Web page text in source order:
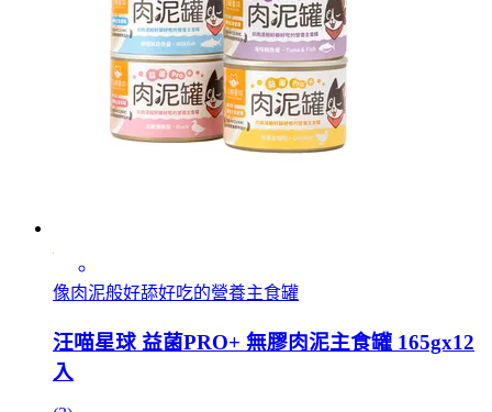
像肉泥般好舔好吃的營養主食罐
汪喵星球 益菌PRO+ 無膠肉泥主食罐 165gx12
入